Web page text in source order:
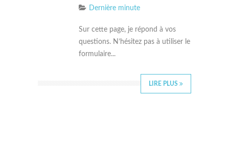
Dernière minute
Sur cette page, je répond à vos
questions. N’hésitez pas à utiliser le
formulaire...
LIRE PLUS